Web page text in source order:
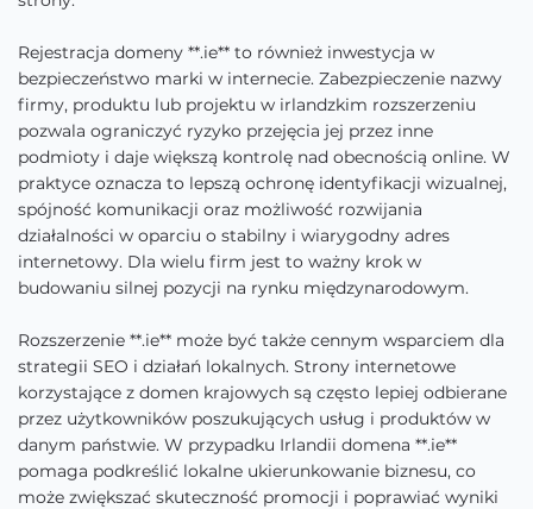
Rejestracja domeny **.ie** to również inwestycja w
bezpieczeństwo marki w internecie. Zabezpieczenie nazwy
firmy, produktu lub projektu w irlandzkim rozszerzeniu
pozwala ograniczyć ryzyko przejęcia jej przez inne
podmioty i daje większą kontrolę nad obecnością online. W
praktyce oznacza to lepszą ochronę identyfikacji wizualnej,
spójność komunikacji oraz możliwość rozwijania
działalności w oparciu o stabilny i wiarygodny adres
internetowy. Dla wielu firm jest to ważny krok w
budowaniu silnej pozycji na rynku międzynarodowym.
Rozszerzenie **.ie** może być także cennym wsparciem dla
strategii SEO i działań lokalnych. Strony internetowe
korzystające z domen krajowych są często lepiej odbierane
przez użytkowników poszukujących usług i produktów w
danym państwie. W przypadku Irlandii domena **.ie**
pomaga podkreślić lokalne ukierunkowanie biznesu, co
może zwiększać skuteczność promocji i poprawiać wyniki